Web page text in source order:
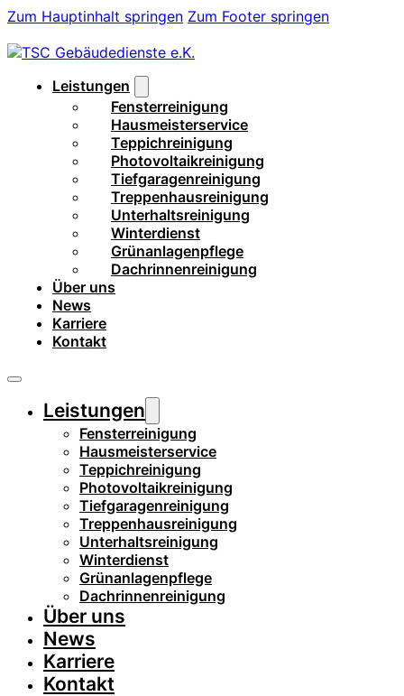
Zum Hauptinhalt springen Zum Footer springen
Leistungen
Fensterreinigung
Hausmeisterservice
Teppichreinigung
Photovoltaikreinigung
Tiefgaragenreinigung
Treppenhausreinigung
Unterhaltsreinigung
Winterdienst
Grünanlagenpflege
Dachrinnenreinigung
Über uns
News
Karriere
Kontakt
Leistungen
Fensterreinigung
Hausmeisterservice
Teppichreinigung
Photovoltaikreinigung
Tiefgaragenreinigung
Treppenhausreinigung
Unterhaltsreinigung
Winterdienst
Grünanlagenpflege
Dachrinnenreinigung
Über uns
News
Karriere
Kontakt